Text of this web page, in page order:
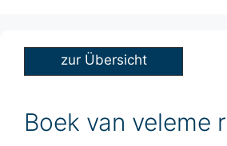
zur Übersicht
Boek van veleme